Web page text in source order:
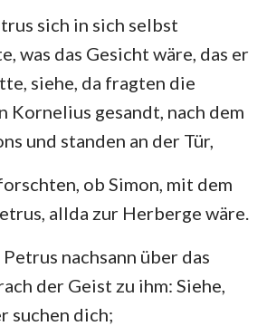
sich in sich selbst
was das Gesicht wäre, das er
siehe, da fragten die
Kornelius gesandt, nach dem
und standen an der Tür,
ob Simon, mit dem
allda zur Herberge wäre.
nachsann über das
der Geist zu ihm: Siehe,
suchen dich;